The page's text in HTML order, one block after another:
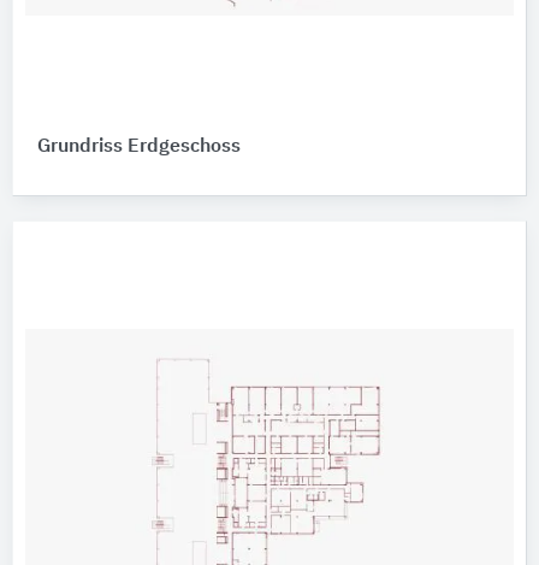
Grundriss Erdgeschoss